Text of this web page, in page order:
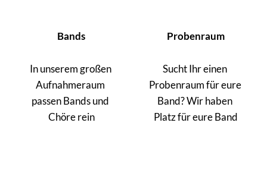
Bands
In unserem großen
Aufnahmeraum
passen Bands und
Chöre rein
Probenraum
Sucht Ihr einen
Probenraum für eure
Band? Wir haben
Platz für eure Band